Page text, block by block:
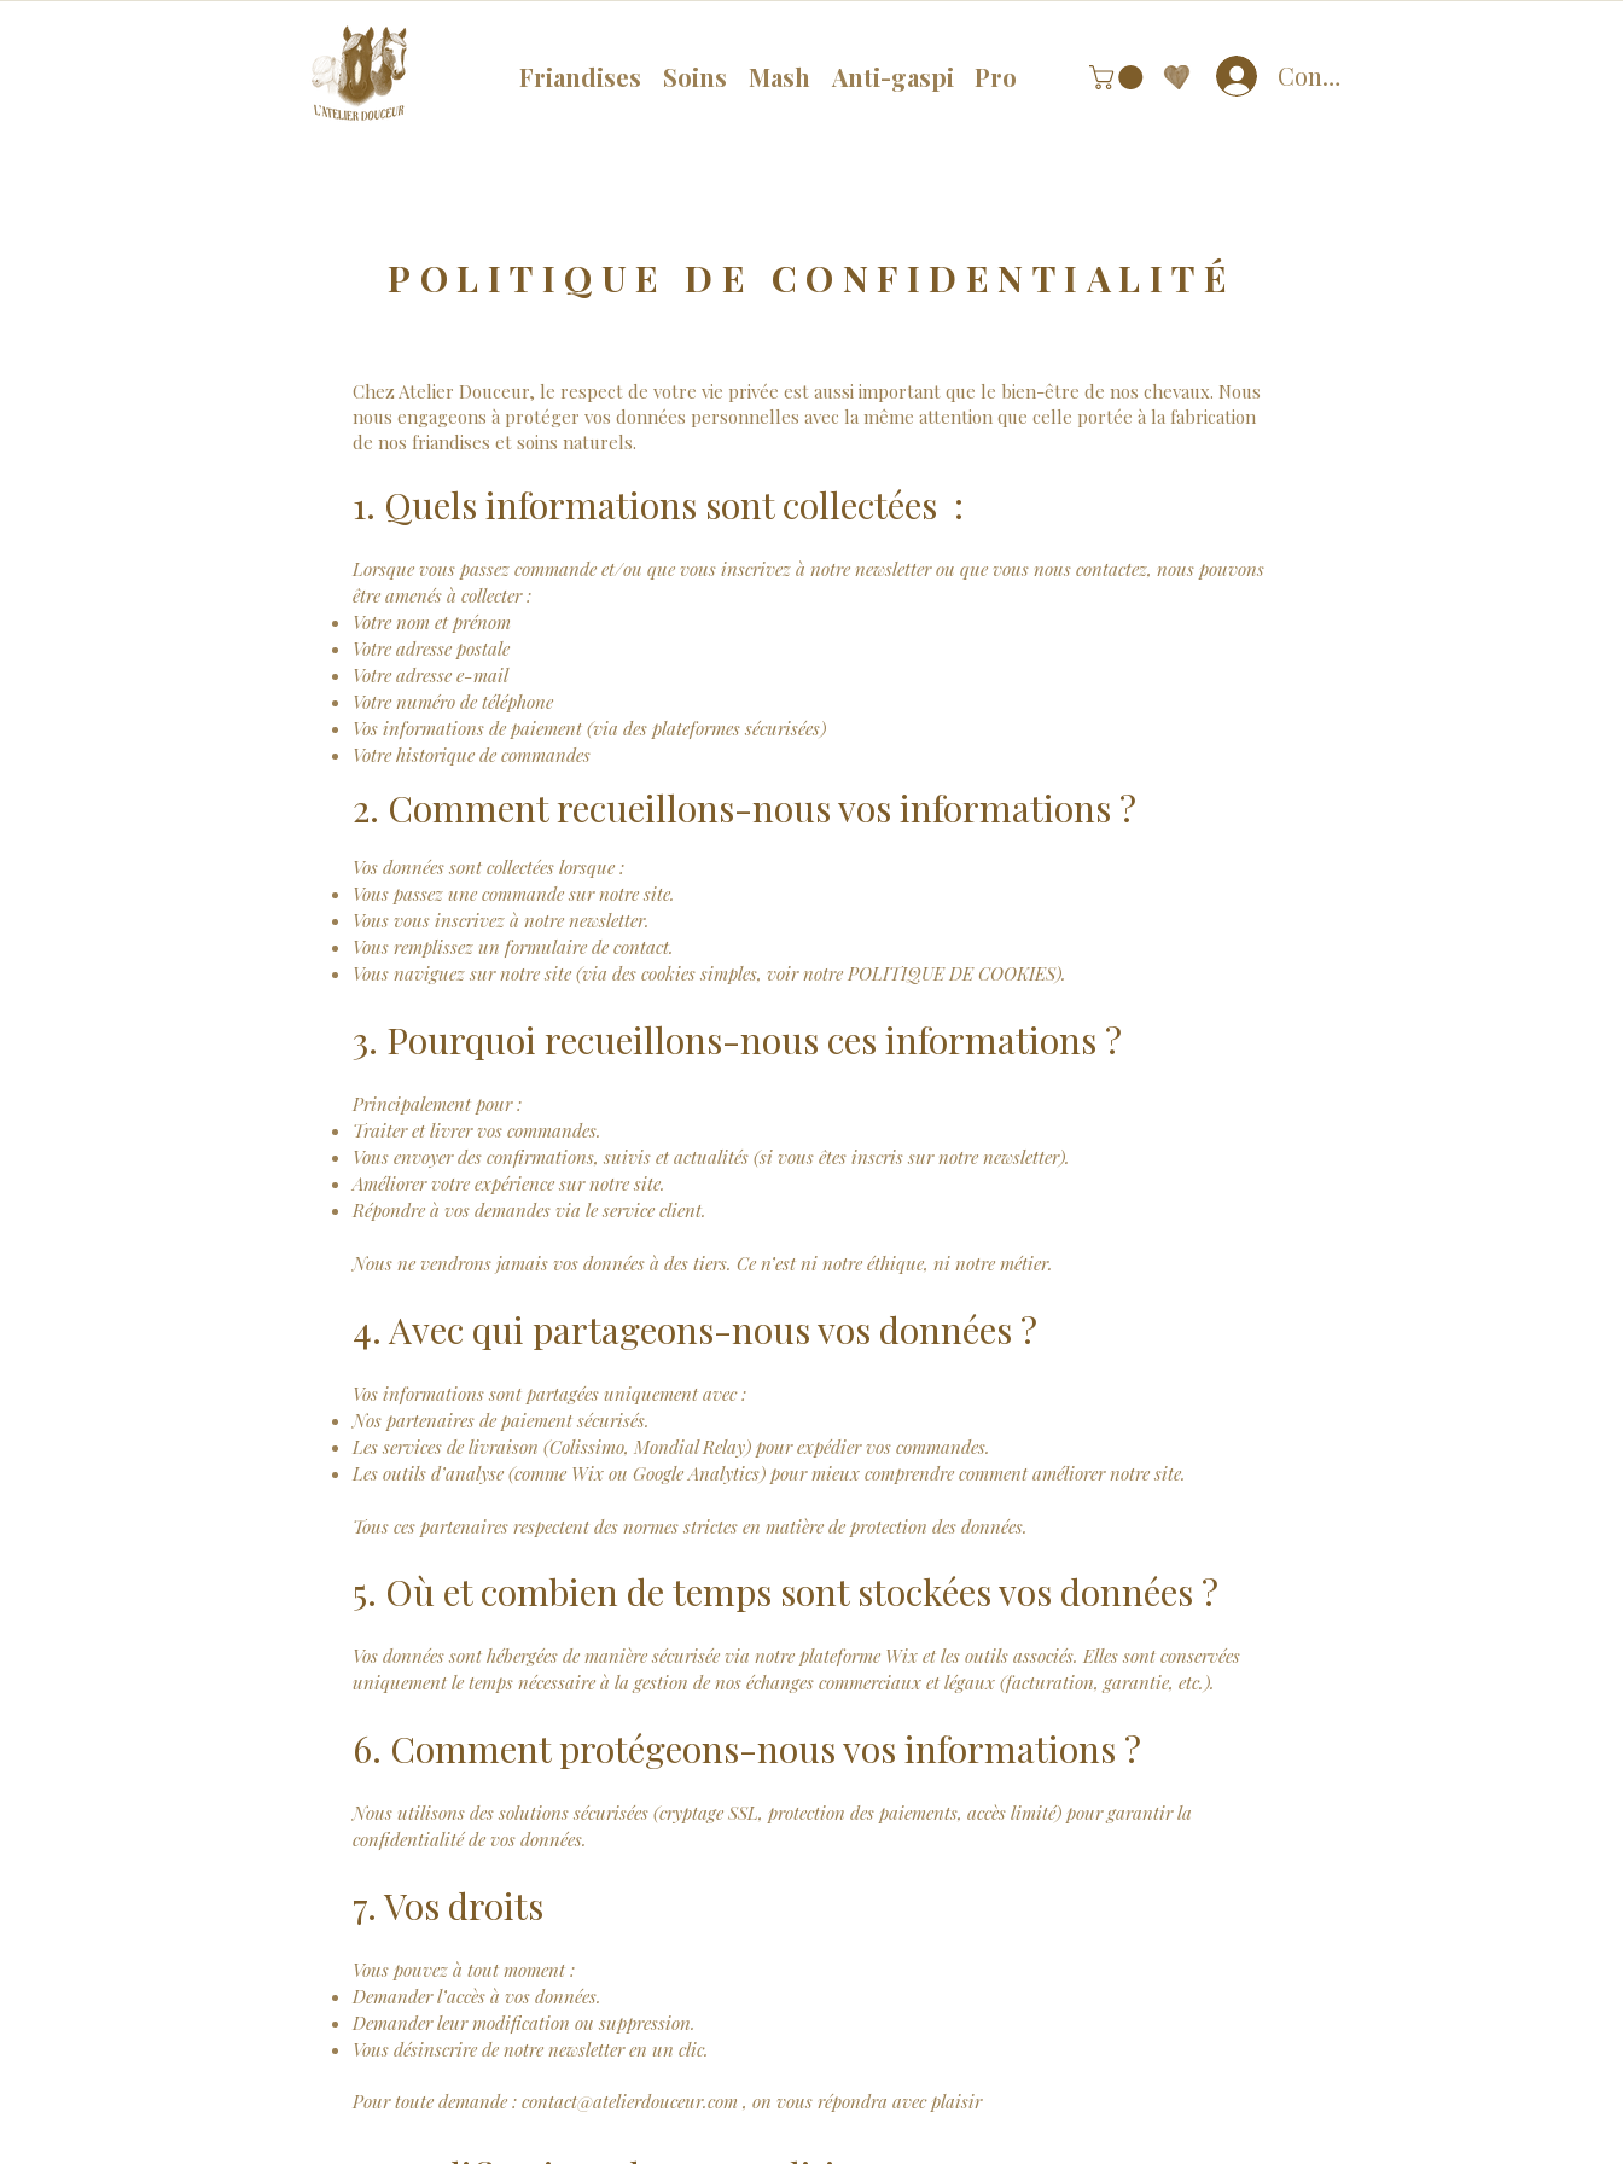
Friandises Soins Mash Anti-gaspi Pro Connexion
POLITIQUE DE CONFIDENTIALITÉ
Chez Atelier Douceur, le respect de votre vie privée est aussi important que le bien-être de nos chevaux. Nous
nous engageons à protéger vos données personnelles avec la même attention que celle portée à la fabrication
de nos friandises et soins naturels.
1. Quels informations sont collectées :
Lorsque vous passez commande et/ou que vous inscrivez à notre newsletter ou que vous nous contactez, nous pouvons
être amenés à collecter :
Votre nom et prénom
Votre adresse postale
Votre adresse e-mail
Votre numéro de téléphone
Vos informations de paiement (via des plateformes sécurisées)
Votre historique de commandes
2. Comment recueillons-nous vos informations ?
Vos données sont collectées lorsque :
Vous passez une commande sur notre site.
Vous vous inscrivez à notre newsletter.
Vous remplissez un formulaire de contact.
Vous naviguez sur notre site (via des cookies simples, voir notre POLITIQUE DE COOKIES).
3. Pourquoi recueillons-nous ces informations ?
Principalement pour :
Traiter et livrer vos commandes.
Vous envoyer des confirmations, suivis et actualités (si vous êtes inscris sur notre newsletter).
Améliorer votre expérience sur notre site.
Répondre à vos demandes via le service client.
Nous ne vendrons jamais vos données à des tiers. Ce n’est ni notre éthique, ni notre métier.
4. Avec qui partageons-nous vos données ?
Vos informations sont partagées uniquement avec :
Nos partenaires de paiement sécurisés.
Les services de livraison (Colissimo, Mondial Relay) pour expédier vos commandes.
Les outils d’analyse (comme Wix ou Google Analytics) pour mieux comprendre comment améliorer notre site.
Tous ces partenaires respectent des normes strictes en matière de protection des données.
5. Où et combien de temps sont stockées vos données ?
Vos données sont hébergées de manière sécurisée via notre plateforme Wix et les outils associés. Elles sont conservées
uniquement le temps nécessaire à la gestion de nos échanges commerciaux et légaux (facturation, garantie, etc.).
6. Comment protégeons-nous vos informations ?
Nous utilisons des solutions sécurisées (cryptage SSL, protection des paiements, accès limité) pour garantir la
confidentialité de vos données.
7. Vos droits
Vous pouvez à tout moment :
Demander l’accès à vos données.
Demander leur modification ou suppression.
Vous désinscrire de notre newsletter en un clic.
Pour toute demande : contact@atelierdouceur.com , on vous répondra avec plaisir